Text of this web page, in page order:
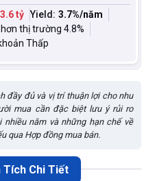
3.6 tỷ Yield: 3.7%/năm
thị trường 4.8%
Thấp
đầy đủ và vị trí thuận lợi cho nhu
mua cần đặc biệt lưu ý rủi ro
năm và những hạn chế về
qua Hợp đồng mua bán.
Tích Chi Tiết